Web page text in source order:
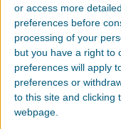
or access more
preferences before
processing of your
but you have a right to
preferences will apply
preferences or
to this site and clicking
webpage.
零部件设计和加工
键。 工艺工程师们
技术相结合，以确
高，浪费少。
更多相关信息，请